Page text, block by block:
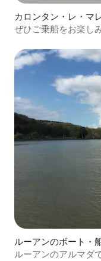
カロンタン・レ・マ
ぜひご乗船をお楽し
ルーアンのボート・
ルーアンのアルマダ